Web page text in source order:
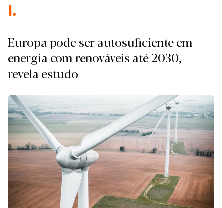
I.
Europa pode ser autosuficiente em
energia com renováveis até 2030,
revela estudo